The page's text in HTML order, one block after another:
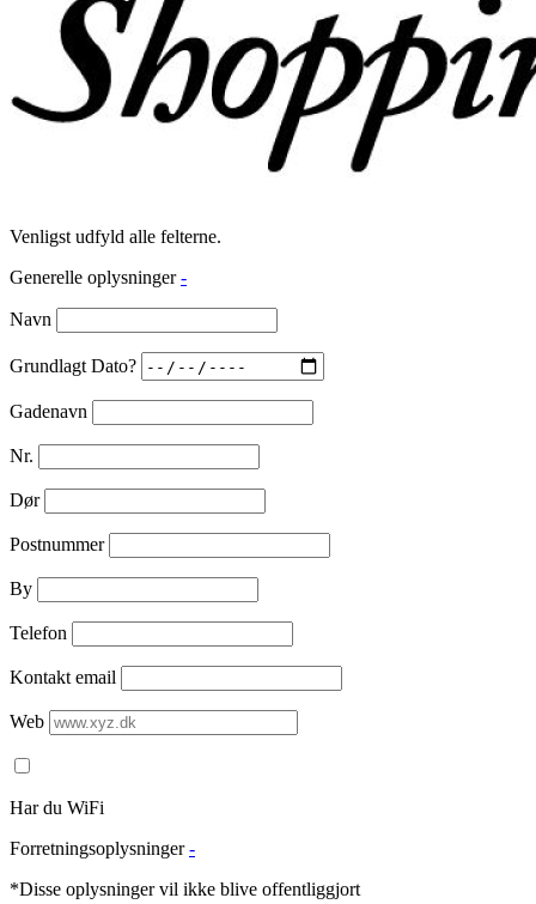
Venligst udfyld alle felterne.
Generelle oplysninger -
Navn
Grundlagt Dato?
Gadenavn
Nr.
Dør
Postnummer
By
Telefon
Kontakt email
Web
Har du WiFi
Forretningsoplysninger -
*Disse oplysninger vil ikke blive offentliggjort